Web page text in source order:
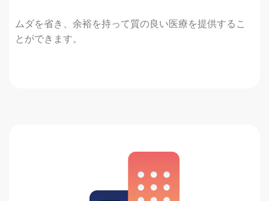
ムダを省き、余裕を持って質の良い医療を提供するこ
とができます。